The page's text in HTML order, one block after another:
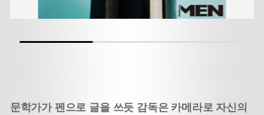
문학가가 펜으로 글을 쓰듯 감독은 카메라로 자신의